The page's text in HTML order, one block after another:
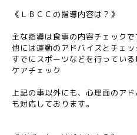
《ＬＢＣＣの指導内容は？》
主な指導は食事の内容チェックで
他には運動のアドバイスとチェッ
すでにスポーツなどを行ってい
ケアチェック
上記の事以外にも、心理面のア
も対応しております。